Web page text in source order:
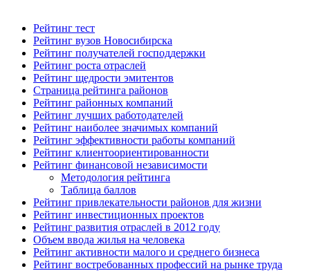
Рейтинг тест
Рейтинг вузов Новосибирска
Рейтинг получателей господдержки
Рейтинг роста отраслей
Рейтинг щедрости эмитентов
Страница рейтинга районов
Рейтинг районных компаний
Рейтинг лучших работодателей
Рейтинг наиболее значимых компаний
Рейтинг эффективности работы компаний
Рейтинг клиентоориентированности
Рейтинг финансовой независимости
Методология рейтинга
Таблица баллов
Рейтинг привлекательности районов для жизни
Рейтинг инвестиционных проектов
Рейтинг развития отраслей в 2012 году
Объем ввода жилья на человека
Рейтинг активности малого и среднего бизнеса
Рейтинг востребованных профессий на рынке труда